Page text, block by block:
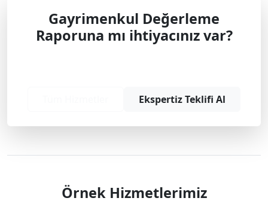
Gayrimenkul Değerleme
Raporuna mı ihtiyacınız var?
Ekspertiz Teklifi Al
Örnek Hizmetlerimiz